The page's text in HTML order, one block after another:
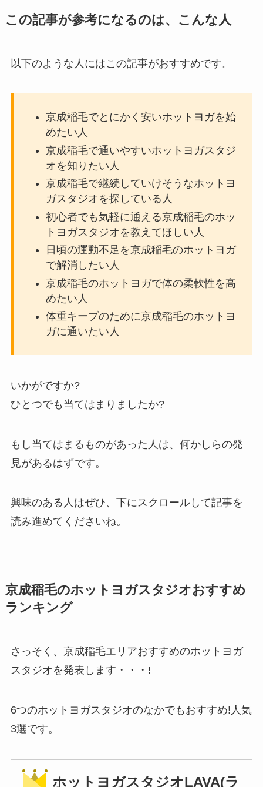
この記事が参考になるのは、こんな人
以下のような人にはこの記事がおすすめです。
京成稲毛でとにかく安いホットヨガを始
めたい人
京成稲毛で通いやすいホットヨガスタジ
オを知りたい人
京成稲毛で継続していけそうなホットヨ
ガスタジオを探している人
初心者でも気軽に通える京成稲毛のホッ
トヨガスタジオを教えてほしい人
日頃の運動不足を京成稲毛のホットヨガ
で解消したい人
京成稲毛のホットヨガで体の柔軟性を高
めたい人
体重キープのために京成稲毛のホットヨ
ガに通いたい人
いかがですか?
ひとつでも当てはまりましたか?
もし当てはまるものがあった人は、何かしらの発
見があるはずです。
興味のある人はぜひ、下にスクロールして記事を
読み進めてくださいね。
京成稲毛のホットヨガスタジオおすすめ
ランキング
さっそく、京成稲毛エリアおすすめのホットヨガ
スタジオを発表します・・・!
6つのホットヨガスタジオのなかでもおすすめ!人気
3選です。
ホットヨガスタジオLAVA(ラ